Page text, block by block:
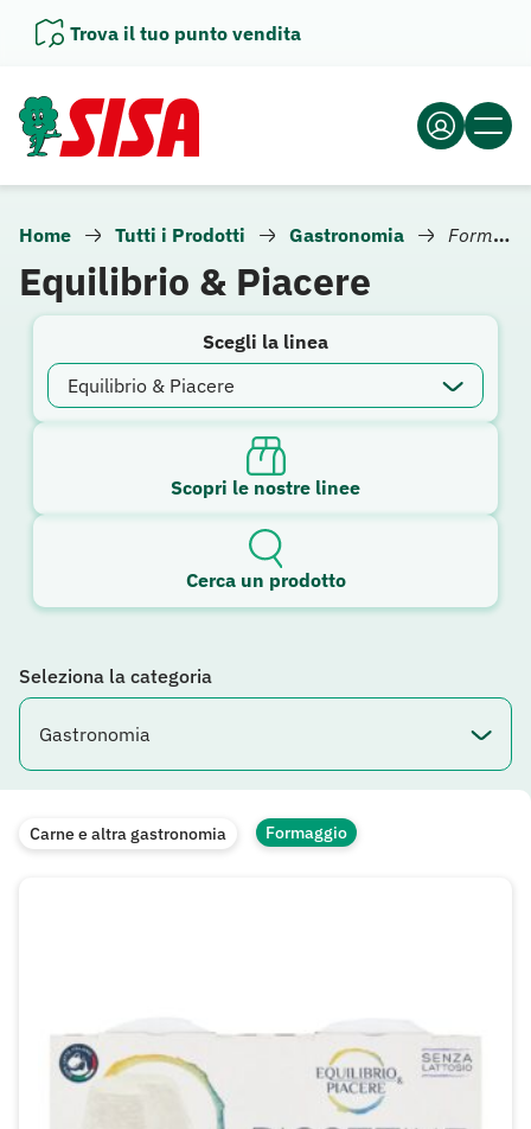
Trova il tuo punto vendita
Home Tutti i Prodotti Gastronomia Formaggio
Equilibrio & Piacere
Scegli la linea
Scopri le nostre linee
Cerca un prodotto
Seleziona la categoria
Carne e altra gastronomia Formaggio